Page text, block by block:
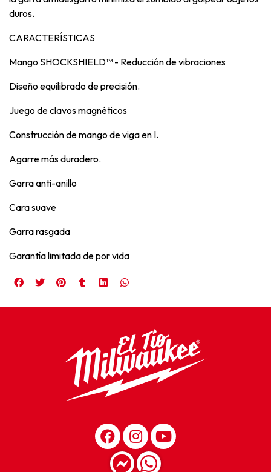
duros.
CARACTERÍSTICAS
Mango SHOCKSHIELD™ - Reducción de vibraciones
Diseño equilibrado de precisión.
Juego de clavos magnéticos
Construcción de mango de viga en I.
Agarre más duradero.
Garra anti-anillo
Cara suave
Garra rasgada
Garantía limitada de por vida